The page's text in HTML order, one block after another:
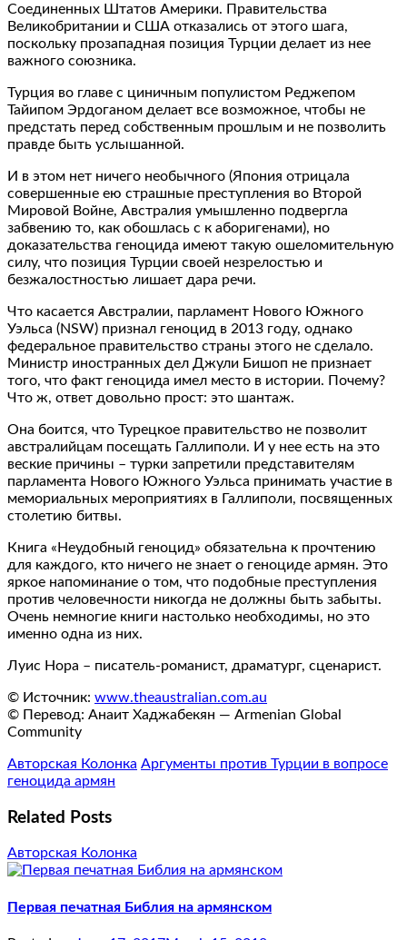
Соединенных Штатов Америки. Правительства
Великобритании и США отказались от этого шага,
поскольку прозападная позиция Турции делает из нее
важного союзника.
Турция во главе с циничным популистом Реджепом
Тайипом Эрдоганом делает все возможное, чтобы не
предстать перед собственным прошлым и не позволить
правде быть услышанной.
И в этом нет ничего необычного (Япония отрицала
совершенные ею страшные преступления во Второй
Мировой Войне, Австралия умышленно подвергла
забвению то, как обошлась с к аборигенами), но
доказательства геноцида имеют такую ошеломительную
силу, что позиция Турции своей незрелостью и
безжалостностью лишает дара речи.
Что касается Австралии, парламент Нового Южного
Уэльса (NSW) признал геноцид в 2013 году, однако
федеральное правительство страны этого не сделало.
Министр иностранных дел Джули Бишоп не признает
того, что факт геноцида имел место в истории. Почему?
Что ж, ответ довольно прост: это шантаж.
Она боится, что Турецкое правительство не позволит
австралийцам посещать Галлиполи. И у нее есть на это
веские причины – турки запретили представителям
парламента Нового Южного Уэльса принимать участие в
мемориальных мероприятиях в Галлиполи, посвященных
столетию битвы.
Книга «Неудобный геноцид» обязательна к прочтению
для каждого, кто ничего не знает о геноциде армян. Это
яркое напоминание о том, что подобные преступления
против человечности никогда не должны быть забыты.
Очень немногие книги настолько необходимы, но это
именно одна из них.
Луис Нора – писатель-романист, драматург, сценарист.
© Источник: www.theaustralian.com.au
© Перевод: Анаит Хаджабекян — Armenian Global
Community
Авторская Колонка Аргументы против Турции в вопросе
геноцида армян
Related Posts
Авторская Колонка
Первая печатная Библия на армянском